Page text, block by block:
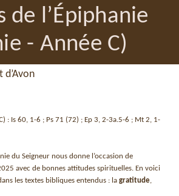
de l’Épiphanie
- Année C)
: Is 60, 1-6 ; Ps 71 (72) ; Ep 3, 2-3a.5-6 ; Mt 2, 1-
du Seigneur nous donne l’occasion de
avec de bonnes attitudes spirituelles. En voici
les textes bibliques entendus : lagratitude